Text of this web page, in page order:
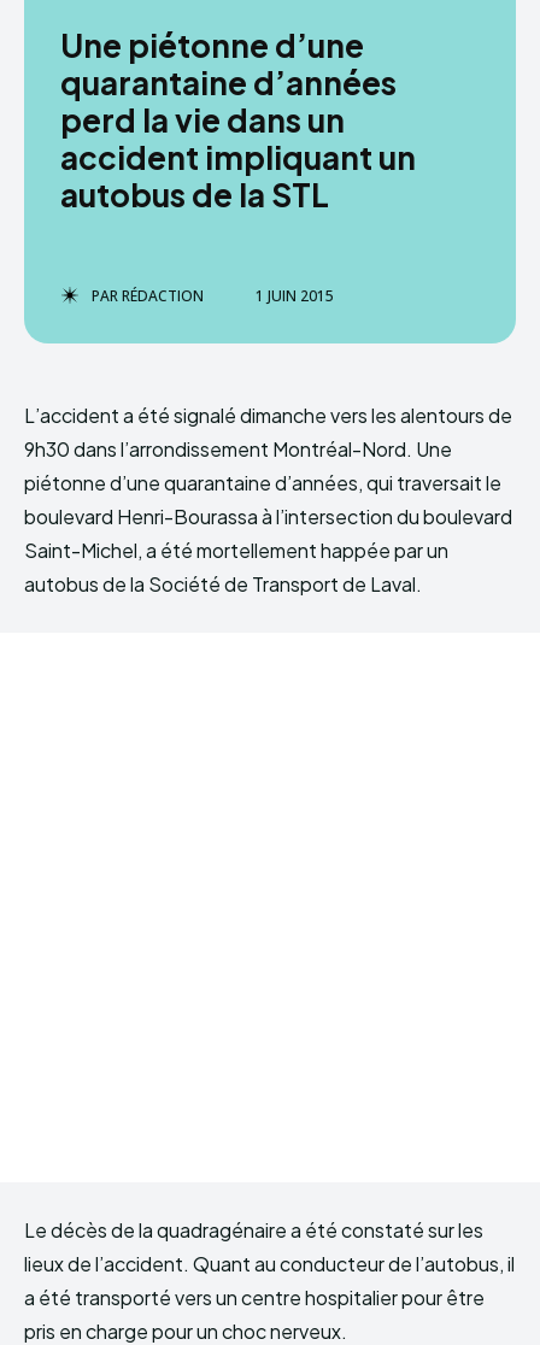
Une piétonne d’une
quarantaine d’années
perd la vie dans un
accident impliquant un
autobus de la STL
PARRÉDACTION 1 JUIN 2015
L’accident a été signalé dimanche vers les alentours de
9h30 dans l’arrondissement Montréal-Nord. Une
piétonne d’une quarantaine d’années, qui traversait le
boulevard Henri-Bourassa à l’intersection du boulevard
Saint-Michel, a été mortellement happée par un
autobus de la Société de Transport de Laval.
Le décès de la quadragénaire a été constaté sur les
lieux de l’accident. Quant au conducteur de l’autobus, il
a été transporté vers un centre hospitalier pour être
pris en charge pour un choc nerveux.